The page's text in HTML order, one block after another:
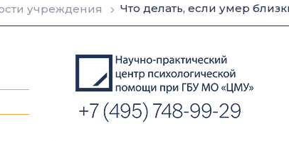
учреждения Что делать, если умер